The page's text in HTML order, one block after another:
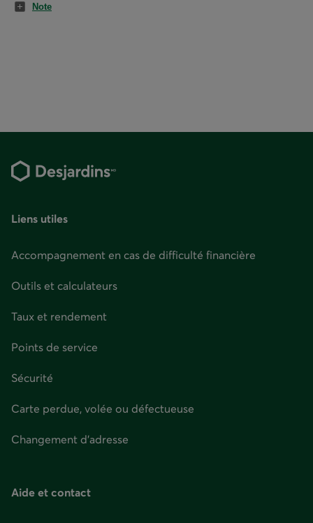
Note
Liens utiles
Accompagnement en cas de difficulté financière
Outils et calculateurs
Taux et rendement
Points de service
Sécurité
Carte perdue, volée ou défectueuse
Changement d'adresse
Aide et contact